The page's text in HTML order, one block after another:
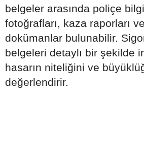
belgeler arasında poliçe
fotoğrafları, kaza raporları
dokümanlar bulunabilir.
belgeleri detaylı bir şekilde
hasarın niteliğini ve
değerlendirir.